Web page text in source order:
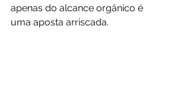
apenas do alcance orgânico é
uma aposta arriscada.